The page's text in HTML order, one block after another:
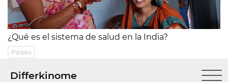
¿Qué es el sistema de salud en la India?
Países
Differkinome